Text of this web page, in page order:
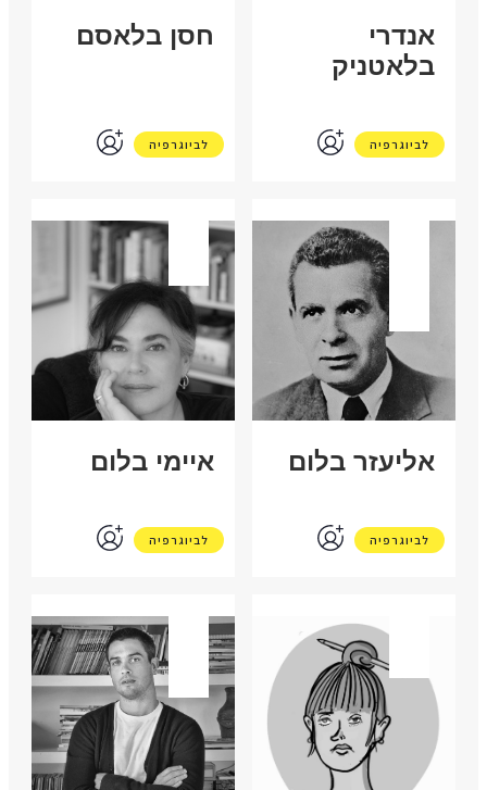
אנדרי
בלאטניק
לביוגרפיה
חסן בלאסם
לביוגרפיה
אליעזר בלום
לביוגרפיה
איימי בלום
לביוגרפיה